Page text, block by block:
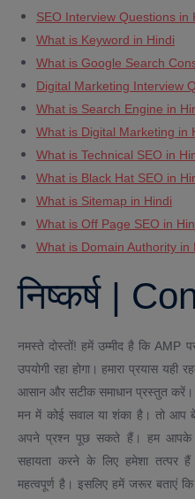
SEO Interview Questions in
What is Keyword in Hindi
What is Google Search
Digital Marketing Interview
What is Search Engine in
What is Digital Marketing in
What is Technical SEO in
What is Black Hat SEO in
What is Sitemap in Hindi
What is Off Page SEO in
What is Domain Authority in
निष्कर्ष |
नमस्ते दोस्तों! हमें उम्मीद है कि AMP
उपयोगी रहा होगा। हमारा प्रयास
आसान और सटीक समाधान प्रस्तुत
मन में कोई सवाल या शंका है। तो आप
अपने प्रश्न पूछ सकते हैं। हम आपके
सहायता करने के लिए हमेशा तत्पर
महत्वपूर्ण है। इसलिए हमें जरूर बताएं